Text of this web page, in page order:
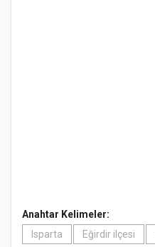
Anahtar Kelimeler:
Isparta
Eğirdir ilçesi